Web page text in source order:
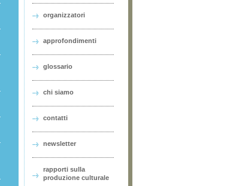
organizzatori
approfondimenti
glossario
chi siamo
contatti
newsletter
rapporti sulla
produzione culturale